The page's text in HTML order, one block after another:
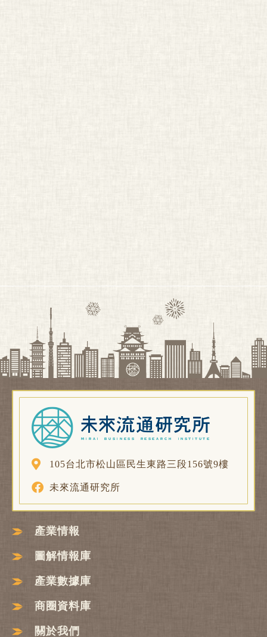
105台北市松山區民生東路三段156號9樓
未來流通研究所
產業情報
圖解情報庫
產業數據庫
商圈資料庫
關於我們